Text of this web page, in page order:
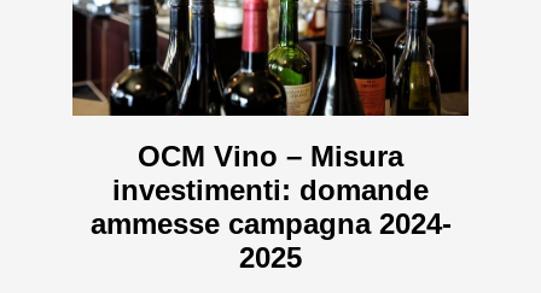
OCM Vino – Misura
investimenti: domande
ammesse campagna 2024-
2025